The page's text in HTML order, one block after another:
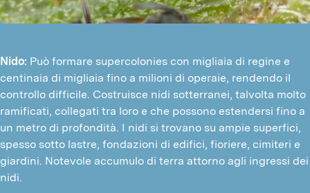
Nido: Può formare supercolonies con migliaia di regine e
centinaia di migliaia fino a milioni di operaie, rendendo il
controllo difficile. Costruisce nidi sotterranei, talvolta molto
ramificati, collegati tra loro e che possono estendersi fino a
un metro di profondità. I nidi si trovano su ampie superfici,
spesso sotto lastre, fondazioni di edifici, fioriere, cimiteri e
giardini. Notevole accumulo di terra attorno agli ingressi dei
nidi.